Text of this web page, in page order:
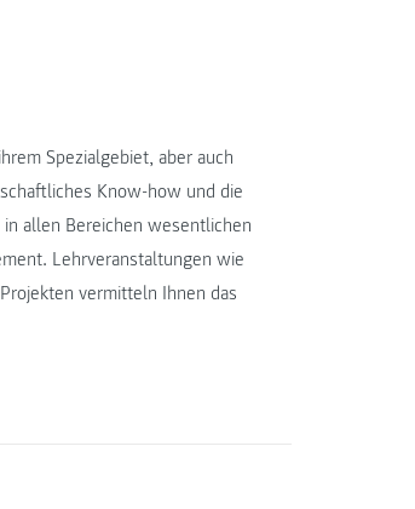
Spezialgebiet, aber auch
Know-how und die
allen Bereichen wesentlichen
Lehrveranstaltungen wie
vermitteln Ihnen das